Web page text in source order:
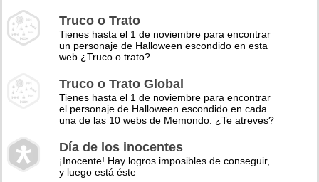
Truco o Trato
Tienes hasta el 1 de noviembre para encontrar
un personaje de Halloween escondido en esta
web ¿Truco o trato?
Truco o Trato Global
Tienes hasta el 1 de noviembre para encontrar
el personaje de Halloween escondido en cada
una de las 10 webs de Memondo. ¿Te atreves?
Día de los inocentes
¡Inocente! Hay logros imposibles de conseguir,
y luego está éste